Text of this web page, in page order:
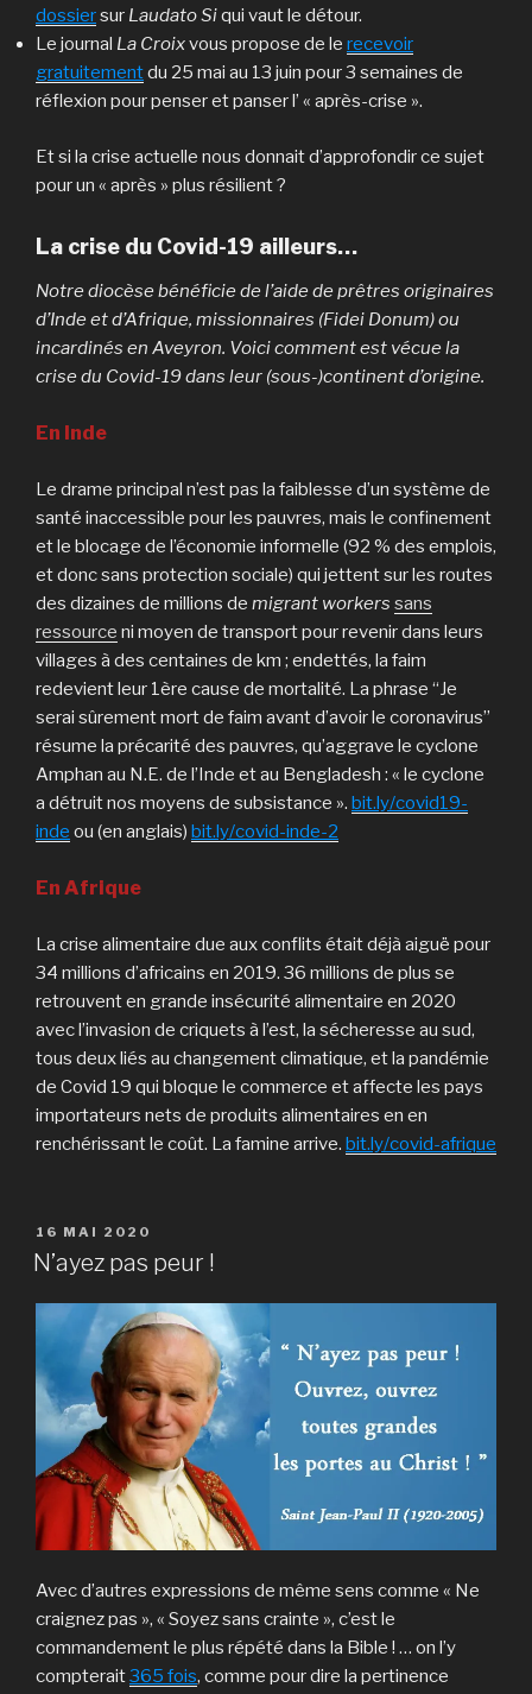
dossiersur Laudato Siqui vaut le détour.
Le journal La Croixvous propose de le recevoir
gratuitementdu 25 mai au 13 juin pour 3 semaines de
réflexion pour penser et panser l’ « après-crise ».
Et si la crise actuelle nous donnait d’approfondir ce sujet
pour un « après » plus résilient ?
La crise du Covid-19 ailleurs…
Notre diocèse bénéficie de l’aide de prêtres originaires
d’Inde et d’Afrique, missionnaires (Fidei Donum) ou
incardinés en Aveyron. Voici comment est vécue la
crise du Covid-19 dans leur (sous-)continent d’origine.
En Inde
Le drame principal n’est pas la faibles­se d’un système de
santé inaccessible pour les pauvres, mais le confinement
et le blocage de l’économie informelle (92 % des emplois,
et donc sans protection sociale) qui jettent sur les routes
des dizaines de millions de migrant workers sans
ressource ni moyen de transport pour revenir dans leurs
villages à des centaines de km ; en­dettés, la faim
redevient leur 1ère cause de mor­talité. La phrase “Je
serai sûrement mort de faim avant d’avoir le coronavirus”
résume la précarité des pauvres, qu’aggrave le cyclone
Amphan au N.E. de l’Inde et au Bengladesh : « le cyclone
a détruit nos moyens de subsistan­ce ». bit.ly/covid19-
inde ou (en anglais) bit.ly/covid-inde-2
En Afrique
La crise alimentaire due aux con­flits était déjà aiguë pour
34 millions d’africains en 2019. 36 millions de plus se
retrouvent en grande insécurité alimentaire en 2020
avec l’invasion de criquets à l’est, la sécheresse au sud,
tous deux liés au changement clima­tique, et la pandémie
de Covid 19 qui bloque le com­merce et affecte les pays
importa­teurs nets de produits alimen­taires en en
renchéris­sant le coût. La famine arrive. bit.ly/covid-afrique
PUBLIÉ
LE
16 MAI 2020
N’ayez pas peur !
Avec d’autres expressions de même sens comme « Ne
craignez pas », « Soyez sans crainte », c’est le
commandement le plus répété dans la Bible ! … on l’y
compterait365 fois, comme pour dire la pertinence